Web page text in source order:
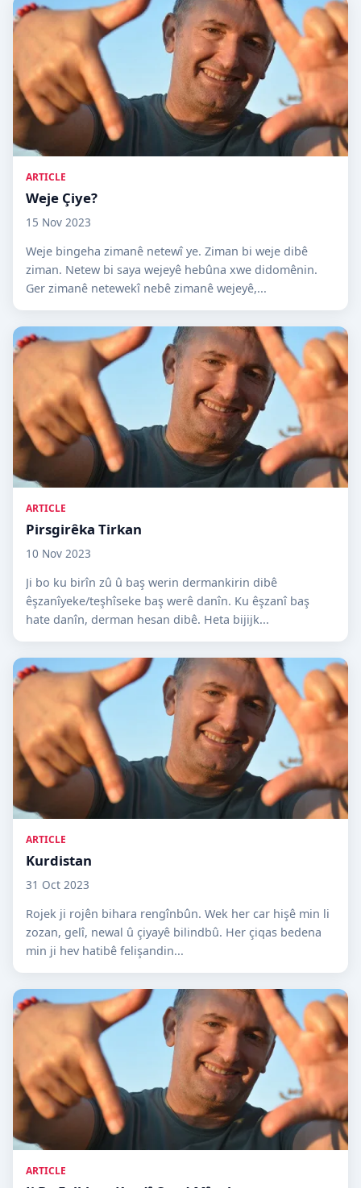
ARTICLE
Weje Çiye?
15 Nov 2023
Weje bingeha zimanê netewî ye. Ziman bi weje dibê
ziman. Netew bi saya wejeyê hebûna xwe didomênin.
Ger zimanê netewekî nebê zimanê wejeyê,...
ARTICLE
Pirsgirêka Tirkan
10 Nov 2023
Ji bo ku birîn zû û baş werin dermankirin dibê
êşzanîyeke/teşhîseke baş werê danîn. Ku êşzanî baş
hate danîn, derman hesan dibê. Heta bijijk...
ARTICLE
Kurdistan
31 Oct 2023
Rojek ji rojên bihara rengînbûn. Wek her car hişê min li
zozan, gelî, newal û çiyayê bilindbû. Her çiqas bedena
min ji hev hatibê felişandin...
ARTICLE